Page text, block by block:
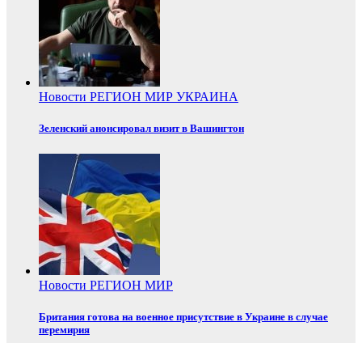
Новости РЕГИОН МИР УКРАИНА
Зеленский анонсировал визит в Вашингтон
Новости РЕГИОН МИР
Британия готова на военное присутствие в Украине в случае
перемирия